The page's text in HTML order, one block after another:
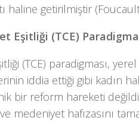
haline getirilmiştir
Eşitliği (TCE)
(TCE) paradigması,
iddia ettiği gibi kadın
bir reform hareketi
medeniyet hafızasını